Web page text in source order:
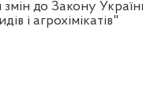
до Закону
і агрохімікатів"